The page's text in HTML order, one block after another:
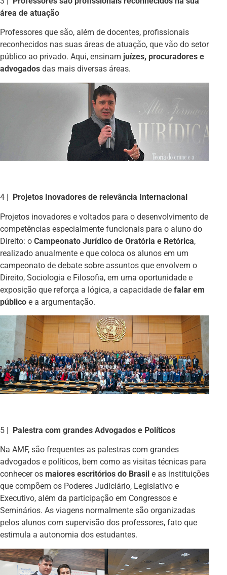
área de atuação
Professores que são, além de docentes, profissionais
reconhecidos nas suas áreas de atuação, que vão do setor
público ao privado. Aqui, ensinam juízes, procuradores e
advogados das mais diversas áreas.
4 | Projetos Inovadores de relevância Internacional
Projetos inovadores e voltados para o desenvolvimento de
competências especialmente funcionais para o aluno do
Direito: o Campeonato Jurídico de Oratória e Retórica,
realizado anualmente e que coloca os alunos em um
campeonato de debate sobre assuntos que envolvem o
Direito, Sociologia e Filosofia, em uma oportunidade e
exposição que reforça a lógica, a capacidade de falar em
público e a argumentação.
5 | Palestra com grandes Advogados e Políticos
Na AMF, são frequentes as palestras com grandes
advogados e políticos, bem como as visitas técnicas para
conhecer os maiores escritórios do Brasil e as instituições
que compõem os Poderes Judiciário, Legislativo e
Executivo, além da participação em Congressos e
Seminários. As viagens normalmente são organizadas
pelos alunos com supervisão dos professores, fato que
estimula a autonomia dos estudantes.